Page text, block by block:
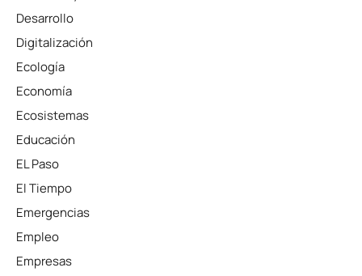
Desarrollo
Digitalización
Ecología
Economía
Ecosistemas
Educación
EL Paso
El Tiempo
Emergencias
Empleo
Empresas